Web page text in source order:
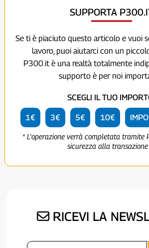
SUPPORTA
Se ti è piaciuto questo articolo e vuoi
lavoro, puoi aiutarci con un
P300.it è una realtà totalmente
supporto è per noi
SCEGLI IL TUO
1€ 3€ 5€ 10€
* L'operazione verrà completata tramite
sicurezza alla transazione
RICEVI LA